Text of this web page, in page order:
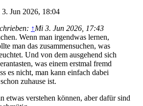
Jun 2026, 18:04
↑Mi 3. Jun 2026, 17:43
Wenn man irgendwas lernen,
man das zusammensuchen, was
Und von dem ausgehend sich
was einem erstmal fremd
es nicht, man kann einfach dabei
zuhause ist.
etwas verstehen können, aber dafür sind